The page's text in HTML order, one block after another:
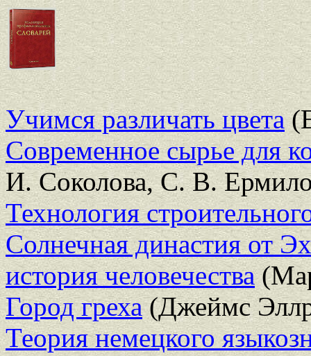
Учимся различать цвета
Современное сырье для
И. Соколова, С. В.
Технология
Солнечная династия от
история человечества
Город греха(Джеймс
Теория немецкого